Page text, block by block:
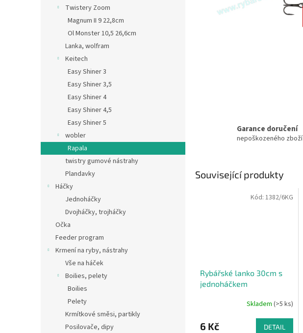
Twistery Zoom
Magnum II 9 22,8cm
Ol Monster 10,5 26,6cm
Lanka, wolfram
Keitech
Easy Shiner 3
Easy Shiner 3,5
Easy Shiner 4
Easy Shiner 4,5
Easy Shiner 5
wobler
Rapala
twistry gumové nástrahy
Plandavky
Háčky
Jednoháčky
Dvojháčky, trojháčky
Očka
Feeder program
Krmení na ryby, nástrahy
Vše na háček
Boilies, pelety
Boilies
Pelety
Krmítkové směsi, partikly
Posilovače, dipy
Garance doručení
nepoškozeného zboží
Související produkty
Rybářské lanko 30cm s
jednoháčkem
Skladem (>5 ks)
6 Kč DETAIL
Kód: 1382/6KG